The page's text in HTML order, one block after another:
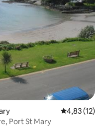
4,83 de uma
4,83 (12)
Port St Mary